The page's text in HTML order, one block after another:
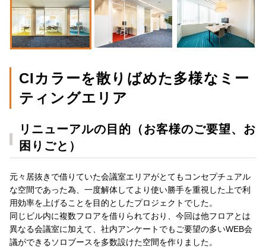
CIカラーを散りばめた多様なミー
ティングエリア
リニューアルの目的（お客様のご要望、お
困りごと）
元々居抜きで借りていた会議室エリアがとてもコンセプチュアル
な空間であった為、一度解体してより使い勝手を重視した上で利
用効率を上げることを目的としたプロジェクトでした。
同じビル内に複数フロアを借りられており、今回は他フロアとは
異なる会議室に加えて、社内アンケートでもご要望の多いWEB会
議ができるソロブースを多数設けた空間を作りました。